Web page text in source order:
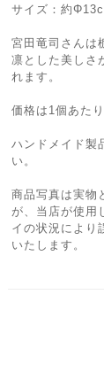
サイズ：約
宮田竜司さんは
凛とした美しさ
れます。
価格は1個あた
ハンドメイド製
い。
商品写真は実物
が、当店が使用
イの状況により
いたします。